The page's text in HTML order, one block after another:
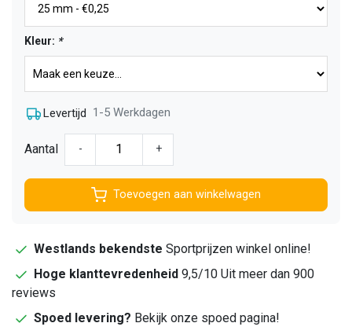
Kleur: *
Levertijd 1-5 Werkdagen
Aantal - +
Toevoegen aan winkelwagen
Westlands bekendste Sportprijzen winkel online!
Hoge klanttevredenheid 9,5/10 Uit meer dan 900
reviews
Spoed levering? Bekijk onze spoed pagina!